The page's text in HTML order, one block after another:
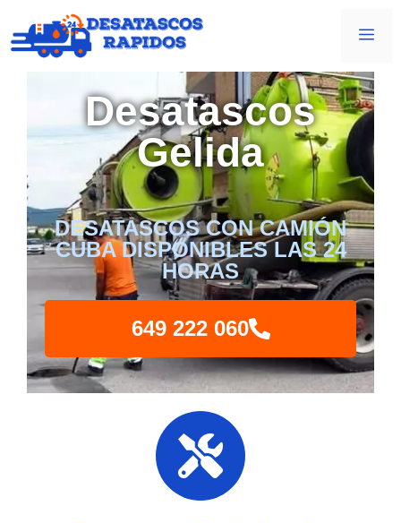
Desatascos
Gelida
DESATASCOS CON CAMIÓN
CUBA DISPONIBLES LAS 24
HORAS
649 222 060